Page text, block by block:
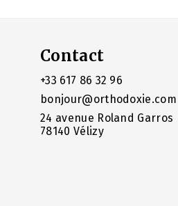
Contact
+33 617 86 32 96
bonjour@orthodoxie.com
24 avenue Roland Garros
78140 Vélizy